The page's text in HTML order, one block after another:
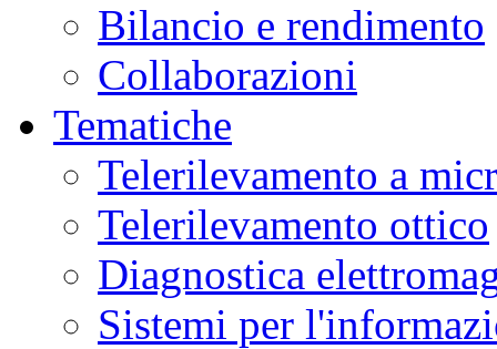
Bilancio e rendimento
Collaborazioni
Tematiche
Telerilevamento a
Telerilevamento ottico
Diagnostica
Sistemi per